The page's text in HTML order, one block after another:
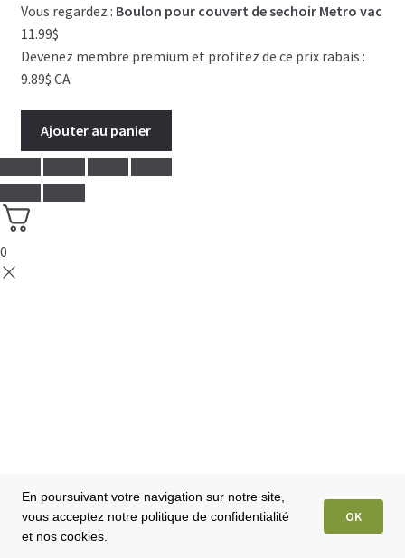
Vous regardez : Boulon pour couvert de sechoir Metro vac
11.99$
Devenez membre premium et profitez de ce prix rabais :
9.89$ CA
Ajouter au panier
0
En poursuivant votre navigation sur notre site,
vous acceptez notre politique de confidentialité
et nos cookies.
OK